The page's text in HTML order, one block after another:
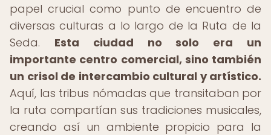
papel crucial como punto de encuentro de
diversas culturas a lo largo de la Ruta de la
Seda. Esta ciudad no solo era un
importante centro comercial, sino también
un crisol de intercambio cultural y artístico.
Aquí, las tribus nómadas que transitaban por
la ruta compartían sus tradiciones musicales,
creando así un ambiente propicio para la